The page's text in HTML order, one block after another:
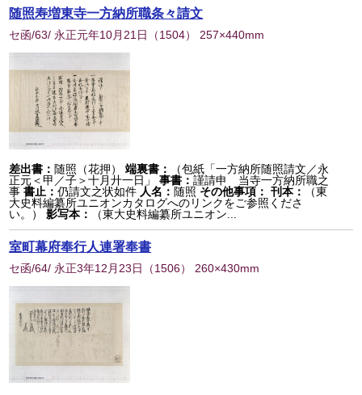
随照寿増東寺一方納所職条々請文
セ函/63/ 永正元年10月21日 （1504） 257×440mm
差出書： 随照（花押） 端裏書：
（包紙「一方納所随照請文／永
正元＜甲／子＞十月廾一日」
事書：謹請申 当寺一方納所職之
事書止：仍請文之状如件 人名： 随照 その他事項： 刊本：
（東
大史料編纂所ユニオンカタログへのリンクをご参照くださ
い。）
影写本： （東大史料編纂所ユニオン...
室町幕府奉行人連署奉書
セ函/64/ 永正3年12月23日 （1506） 260×430mm